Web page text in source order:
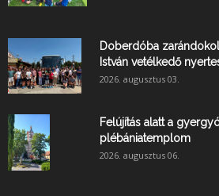
Doberdóba
István vetélkedő
2026. augusztus 03.
Felújítás alatt a
plébániatemplom
2026. augusztus 06.